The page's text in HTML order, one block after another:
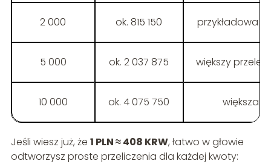
2 000 ok. 815 150 przykładowa
5 000 ok. 2 037 875 większy
10 000 ok. 4 075 750 większa
Jeśli wiesz już, że 1 PLN ≈ 408 KRW, łatwo w głowie
odtworzysz proste przeliczenia dla każdej kwoty: